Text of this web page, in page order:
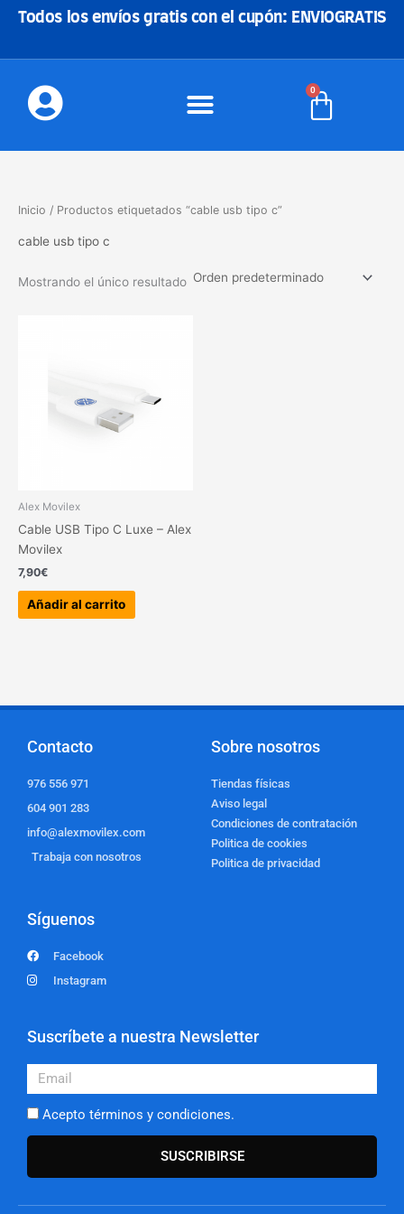
Todos los envíos gratis con el cupón: ENVIOGRATIS
0
Carrito
Inicio / Productos etiquetados “cable usb tipo c”
cable usb tipo c
Mostrando el único resultado
Alex Movilex
Cable USB Tipo C Luxe – Alex
Movilex
7,90€
Añadir al carrito
Contacto
976 556 971
604 901 283
info@alexmovilex.com
Trabaja con nosotros
Sobre nosotros
Tiendas físicas
Aviso legal
Condiciones de contratación
Politica de cookies
Politica de privacidad
Síguenos
Facebook
Instagram
Suscríbete a nuestra Newsletter
Email
Acepto términos y condiciones.
SUSCRIBIRSE